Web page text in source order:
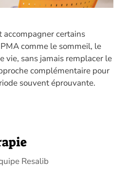
certains
comme le sommeil, le
vie, sans jamais remplacer le
complémentaire pour
souvent éprouvante.
Resalib